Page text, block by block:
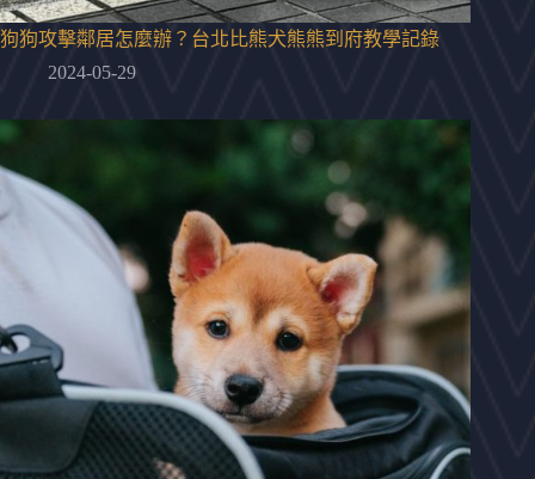
狗狗攻擊鄰居怎麼辦？台北比熊犬熊熊到府教學記錄
2024-05-29